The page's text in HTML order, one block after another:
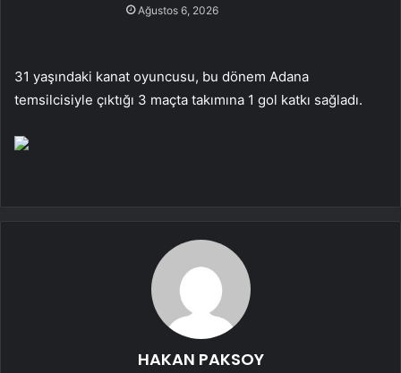
Ağustos 6, 2026
31 yaşındaki kanat oyuncusu, bu dönem Adana
temsilcisiyle çıktığı 3 maçta takımına 1 gol katkı sağladı.
HAKAN PAKSOY